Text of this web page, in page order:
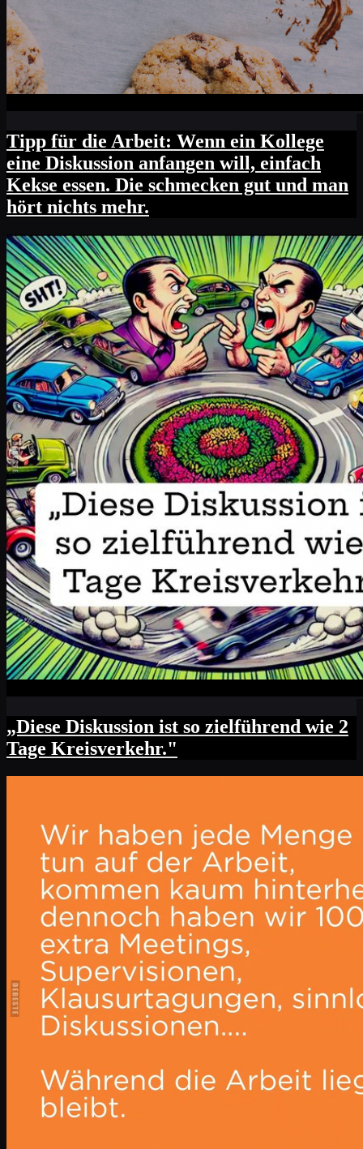
Tipp für die Arbeit: Wenn ein Kollege
eine Diskussion anfangen will, einfach
Kekse essen. Die schmecken gut und man
hört nichts mehr.
„Diese Diskussion ist so zielführend wie 2
Tage Kreisverkehr."